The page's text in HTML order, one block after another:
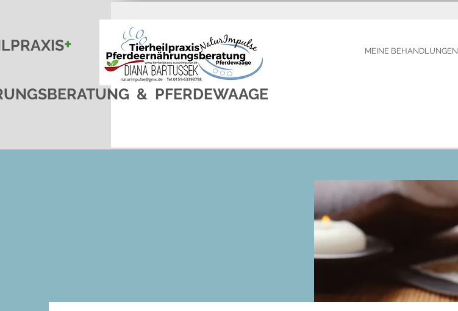
+
& PFERDEWAAGE
MEINE BEHANDLUNGEN